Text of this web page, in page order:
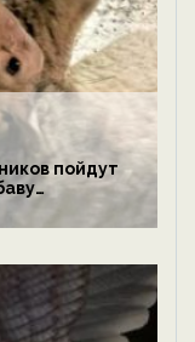
пойдут
— новости